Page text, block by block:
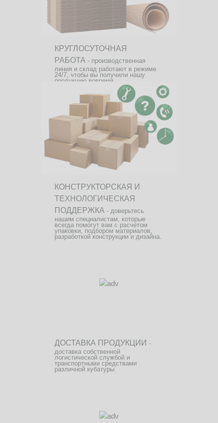
КРУГЛОСУТОЧНАЯ
РАБОТА - производственная
линия и склад работают в режиме
24/7, чтобы вы получили нашу
продукцию вовремя.
КОНСТРУКТОРСКАЯ И
ТЕХНОЛОГИЧЕСКАЯ
ПОДДЕРЖКА - доверьтесь
нашим специалистам, которые
всегда помогут вам с расчетом
упаковки, подбором материалов,
разработкой конструкции и дизайна.
ДОСТАВКА ПРОДУКЦИИ -
доставка собственной
логистической службой и
транспортными средствами
различной кубатуры.